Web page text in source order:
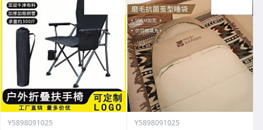
Y5898091025 Y5898091025